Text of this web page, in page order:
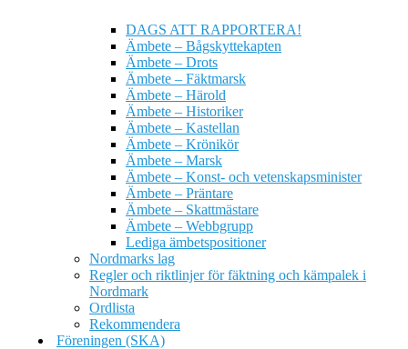
DAGS ATT RAPPORTERA!
Ämbete – Bågskyttekapten
Ämbete – Drots
Ämbete – Fäktmarsk
Ämbete – Härold
Ämbete – Historiker
Ämbete – Kastellan
Ämbete – Krönikör
Ämbete – Marsk
Ämbete – Konst- och vetenskapsminister
Ämbete – Präntare
Ämbete – Skattmästare
Ämbete – Webbgrupp
Lediga ämbetspositioner
Nordmarks lag
Regler och riktlinjer för fäktning och kämpalek i
Nordmark
Ordlista
Rekommendera
Föreningen (SKA)